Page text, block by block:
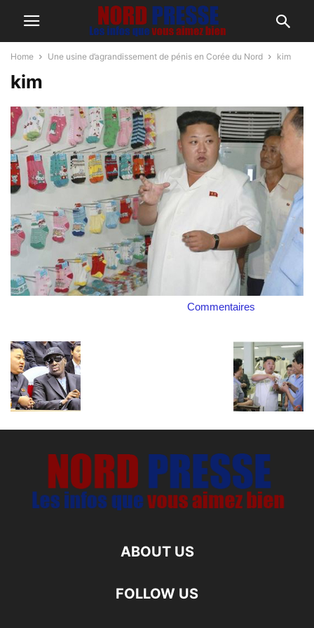
Home Une usine d’agrandissement de pénis en Corée du Nord kim
kim
Commentaires
ABOUT US
FOLLOW US